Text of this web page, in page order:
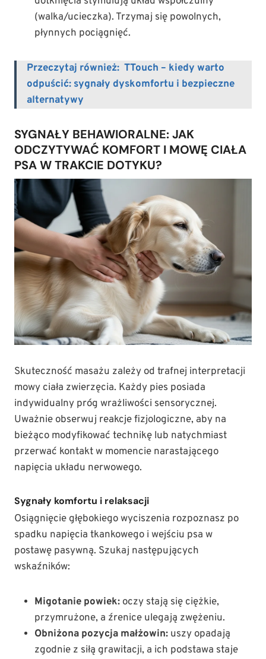
(walka/ucieczka). Trzymaj się powolnych,
płynnych pociągnięć.
Przeczytaj również: TTouch – kiedy warto
odpuścić: sygnały dyskomfortu i bezpieczne
alternatywy
SYGNAŁY BEHAWIORALNE: JAK
ODCZYTYWAĆ KOMFORT I MOWĘ CIAŁA
PSA W TRAKCIE DOTYKU?
Skuteczność masażu zależy od trafnej interpretacji
mowy ciała zwierzęcia. Każdy pies posiada
indywidualny próg wrażliwości sensorycznej.
Uważnie obserwuj reakcje fizjologiczne, aby na
bieżąco modyfikować technikę lub natychmiast
przerwać kontakt w momencie narastającego
napięcia układu nerwowego.
Sygnały komfortu i relaksacji
Osiągnięcie głębokiego wyciszenia rozpoznasz po
spadku napięcia tkankowego i wejściu psa w
postawę pasywną. Szukaj następujących
wskaźników:
Migotanie powiek: oczy stają się ciężkie,
przymrużone, a źrenice ulegają zwężeniu.
Obniżona pozycja małżowin: uszy opadają
zgodnie z siłą grawitacji, a ich podstawa staje